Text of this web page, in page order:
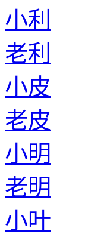
小利
老利
小皮
老皮
小明
老明
小叶